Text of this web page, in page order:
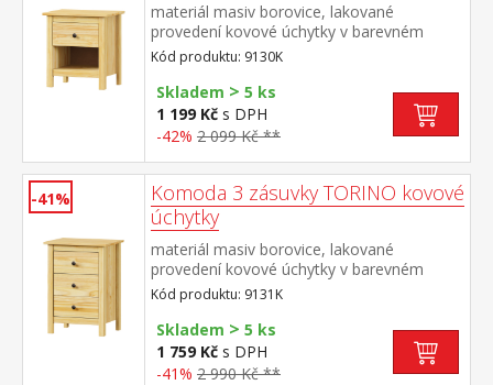
materiál masiv borovice, lakované
provedení kovové úchytky v barevném
provedení černěná mosaz jedna zásuvka s
kovovými pojezdy
Kód produktu: 9130K
Skladem > 5 ks
1 199 Kč s DPH
-42% 2 099 Kč **
-41%
Komoda 3 zásuvky TORINO kovové
úchytky
materiál masiv borovice, lakované
provedení kovové úchytky v barevném
provedení černěná mosaz tři zásuvky s
kovovými pojezdy
Kód produktu: 9131K
Skladem > 5 ks
1 759 Kč s DPH
-41% 2 990 Kč **